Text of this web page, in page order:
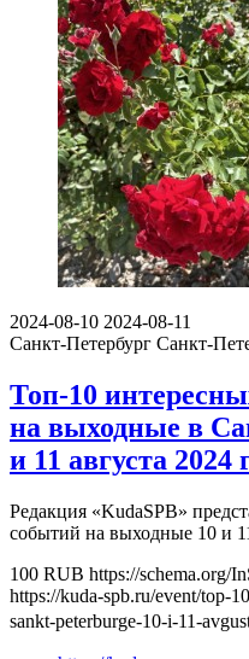
2024-08-10 2024-08-11
Санкт-Петербург Санкт-
Топ-10
на выходные в
и 11 августа 2024
Редакция «KudaSPB»
событий на выходные 10 и
100 RUB https://schema.org/
https://kuda-spb.ru/event/top-
sankt-peterburge-10-i-11-